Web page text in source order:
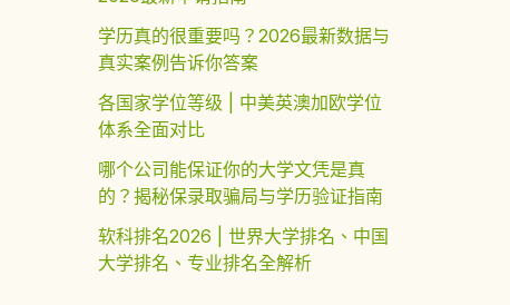
学历真的很重要吗？2026最新数据与
真实案例告诉你答案
各国家学位等级 | 中美英澳加欧学位
体系全面对比
哪个公司能保证你的大学文凭是真
的？揭秘保录取骗局与学历验证指南
软科排名2026 | 世界大学排名、中国
大学排名、专业排名全解析